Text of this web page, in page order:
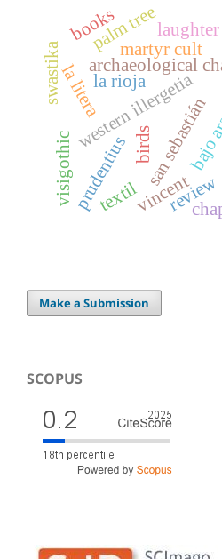
archaeological
western illergetia
san sebastián
la litera
birds
prudentius
martyr cult
vincentreview
laughter
swastika
palm tree
la rioja
books
visigothic textil
Make a Submission
SCOPUS